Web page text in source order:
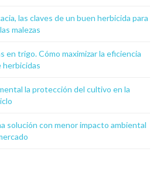
las claves de un buen herbicida para
malezas
en trigo. Cómo maximizar la eficiencia
herbicidas
la protección del cultivo en la
solución con menor impacto ambiental